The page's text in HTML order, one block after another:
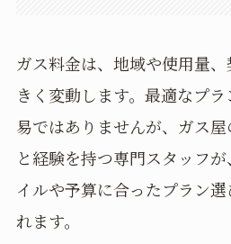
ガス料金は、地域や使用量
きく変動します。最適なプ
易ではありませんが、ガス
と経験を持つ専門スタッフ
イルや予算に合ったプラン
れます。